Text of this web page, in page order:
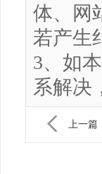
体、网
若产生
3、如
系解决
上一